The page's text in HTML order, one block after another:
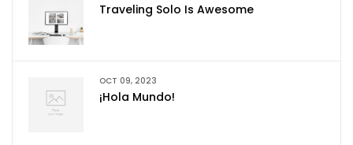
Traveling Solo Is Awesome
OCT 09, 2023
¡Hola Mundo!